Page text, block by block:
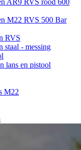
AR9 RVS rood 600
M22 RVS 500 Bar
RVS
staal - messing
lans en pistool
M22